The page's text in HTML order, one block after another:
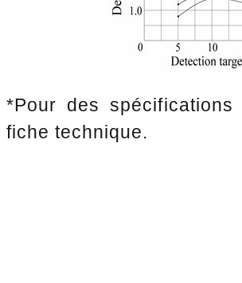
*Pour des
fiche technique.